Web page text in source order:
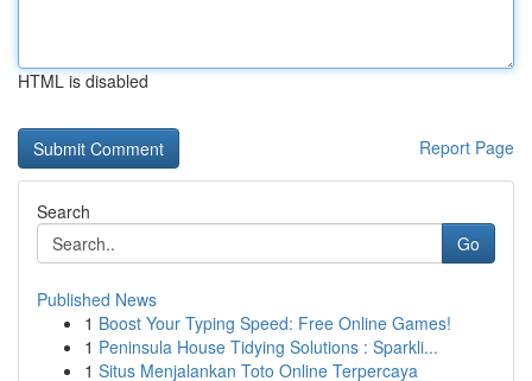
HTML is disabled
Report Page
Search
Go
Published News
1 Boost Your Typing Speed: Free Online Games!
1 Peninsula House Tidying Solutions : Sparkli...
1 Situs Menjalankan Toto Online Terpercaya